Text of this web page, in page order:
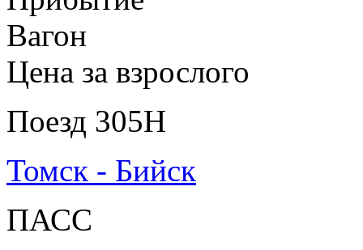
Вагон
Цена за взрослого
Поезд 305Н
Томск - Бийск
ПАСС